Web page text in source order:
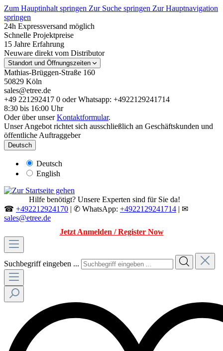
Zum Hauptinhalt springen Zur Suche springen Zur Hauptnavigation
springen
24h Expressversand möglich
Schnelle Projektpreise
15 Jahre Erfahrung
Neuware direkt vom Distributor
Standort und Öffnungszeiten
Mathias-Brüggen-Straße 160
50829 Köln
sales@etree.de
+49 221292417 0 oder Whatsapp: +4922129241714
8:30 bis 16:00 Uhr
Oder über unserKontaktformular.
Unser Angebot richtet sich ausschließlich an Geschäftskunden und
öffentliche Auftraggeber
Deutsch
Deutsch
English
Hilfe benötigt? Unsere Experten sind für Sie da!
☎ +492212924170 | ✆ WhatsApp: +4922129241714 | ✉
sales@etree.de
Jetzt Anmelden / Register Now
Suchbegriff eingeben ...